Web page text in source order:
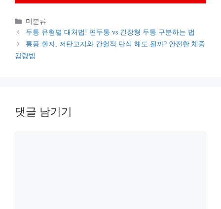
카
테
고
미분류
두통 유형별 대처법! 편두통 vs 긴장형 두통 구분하는 법
통풍 환자, 저탄고지와 간헐적 단식 해도 될까? 안전한 체중
감량법
댓글 남기기